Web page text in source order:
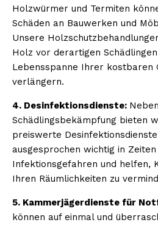
Holzwürmer und Termiten
Schäden an Bauwerken und
Unsere
Holz vor derartigen
Lebensspanne Ihrer kostbaren
verlängern.
4. Desinfektionsdienste:
Schädlingsbekämpfung bieten
preiswerte
ausgesprochen wichtig in Zeiten
Infektionsgefahren und helfen,
Ihren Räumlichkeiten zu
5. Kammerjägerdienste für
können auf einmal und